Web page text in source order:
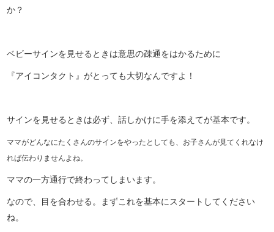
か？
ベビーサインを見せるときは意思の疎通をはかるために
『アイコンタクト』がとっても大切なんですよ！
サインを見せるときは必ず、話しかけに手を添えてが基本です。
ママがどんなにたくさんのサインをやったとしても、 お子さんが見てくれなけ
れば伝わりませんよね。
ママの一方通行で終わってしまいます。
なので、目を合わせる。まずこれを基本にスタートしてください
ね。